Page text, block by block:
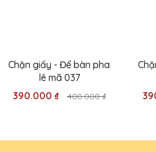
pha lê cho sự kiện công ty và rất
và chuyên nghiệp, chắc chắn sẽ ủng
Chặn giấy - Để bàn pha
lê mã 037
390.000 ₫
400.000 ₫